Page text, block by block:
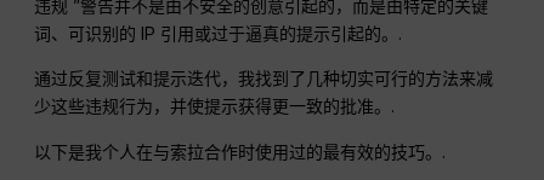
违规 ”警告并不是由不安全的创意引起的，而是由特定的关键
词、可识别的 IP 引用或过于逼真的提示引起的。.
通过反复测试和提示迭代，我找到了几种切实可行的方法来减
少这些违规行为，并使提示获得更一致的批准。.
以下是我个人在与索拉合作时使用过的最有效的技巧。.